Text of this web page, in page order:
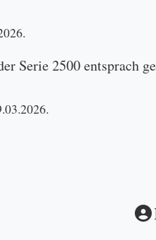
Serie 2500 entsprach